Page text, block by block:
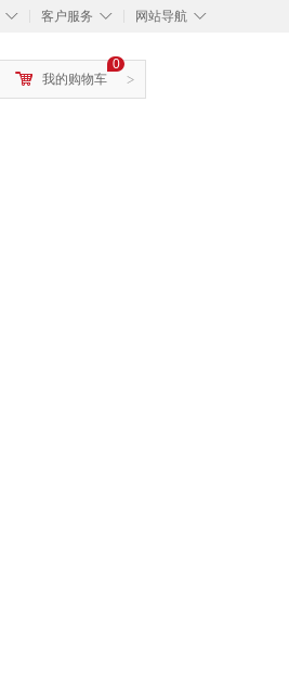
◇ ◇
客户服务 ◇
网站导航
>
0
我的购物车